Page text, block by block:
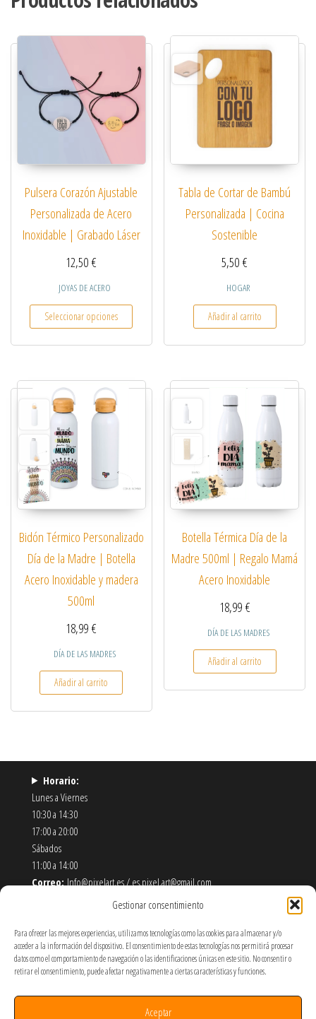
Gestionar consentimiento
Para ofrecer las mejores experiencias, utilizamos tecnologías como las cookies para almacenar y/o
acceder a la información del dispositivo. El consentimiento de estas tecnologías nos permitirá procesar
datos como el comportamiento de navegación o las identificaciones únicas en este sitio. No consentir o
retirar el consentimiento, puede afectar negativamente a ciertas características y funciones.
Aceptar
Pulsera Corazón Ajustable
Personalizada de Acero
Inoxidable | Grabado Láser
12,50€
JOYAS DE ACERO
Seleccionar opciones
Este producto tiene múltiples variantes. Las
Tabla de Cortar de Bambú
Personalizada | Cocina
Sostenible
5,50€
HOGAR
Añadir al carrito
Bidón Térmico Personalizado
Día de la Madre | Botella
Acero Inoxidable y madera
500ml
18,99€
DÍA DE LAS MADRES
Añadir al carrito
Botella Térmica Día de la
Madre 500ml | Regalo Mamá
Acero Inoxidable
18,99€
DÍA DE LAS MADRES
Añadir al carrito
Horario:
Lunes a Viernes
10:30 a 14:30
17:00 a 20:00
Sábados
11:00 a 14:00
Correo: Info@pixelart.es / es.pixel.art@gmail.com
910 56 55 72
Móstoles-Madrid
Política de Envíos y Devoluciones